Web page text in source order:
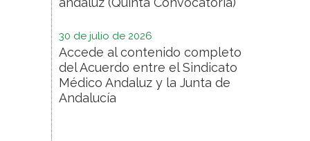
30 de julio de 2026
Accede al contenido completo
del Acuerdo entre el Sindicato
Médico Andaluz y la Junta de
Andalucía